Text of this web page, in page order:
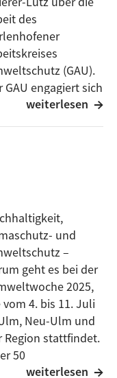
des
(GAU).
GAU engagiert sich
1980 für den
das
zahlreicher
der Verein
„Ökomobil“
erfolgt in
Neu-Ulm und
weiterlesen
und
–
geht es bei der
2025,
vom 4. bis 11. Juli
Neu-Ulm und
Region stattfindet.
50
mehr
weiterlesen